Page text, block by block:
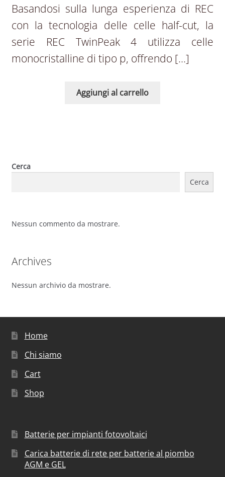
Basandosi sulla lunga esperienza di REC
con la tecnologia delle celle half-cut, la
serie REC TwinPeak 4 utilizza celle
monocristalline di tipo p, offrendo […]
Aggiungi al carrello
Cerca
Cerca
Nessun commento da mostrare.
Archives
Nessun archivio da mostrare.
Home
Chi siamo
Cart
Shop
Batterie per impianti fotovoltaici
Carica batterie di rete per batterie al piombo
AGM e GEL